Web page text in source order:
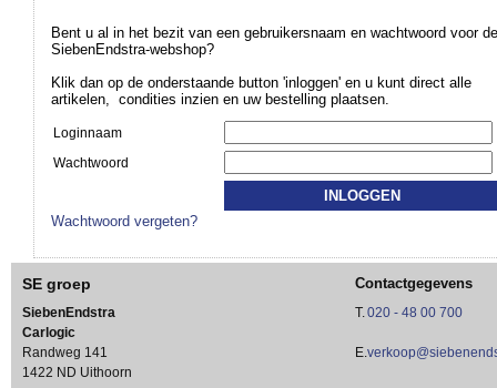
Bent u al in het bezit van een gebruikersnaam en wachtwoord voor de
SiebenEndstra-webshop?
Klik dan op de onderstaande button 'inloggen' en u kunt direct alle
artikelen, condities inzien en uw bestelling plaatsen.
Loginnaam
Wachtwoord
Wachtwoord vergeten?
SE groep
SiebenEndstra
Carlogic
Randweg 141
1422 ND Uithoorn
Contactgegevens
T.020 - 48 00 700
E.